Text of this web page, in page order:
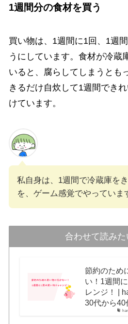
1週間分の食材を買う
買い物は、1週間に1回、1週
うにしています。食材が冷蔵
いると、腐らしてしまうとも
きるだけ自炊して1週間でき
けています。
私自身は、1週間で冷蔵庫を
を、ゲーム感覚でやっていま
合わせて読みた
節約のため
い！1週間
レンジ！ |
30代から